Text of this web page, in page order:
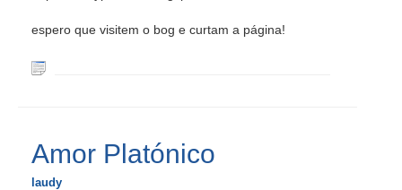
espero que visitem o bog e curtam a página!
Amor Platónico
laudy